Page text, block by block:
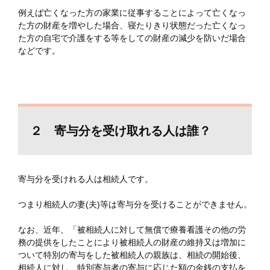
例えば亡くなった方の家業に従事することによって亡くなっ
た方の財産を増やした場合、寝たりきり状態だった亡くなっ
た方の自宅で介護をする等をしての財産の減少を防いだ場合
などです。
２ 寄与分を受け取れる人は誰？
寄与分を受けれる人は相続人です。
つまり相続人の妻(夫)等は寄与分を受けることができません。
なお、近年、「被相続人に対して無償で療養看護その他の労
務の提供をしたことにより被相続人の財産の維持又は増加に
ついて特別の寄与をした被相続人の親族は、相続の開始後、
相続人に対し、特別寄与者の寄与に応じた額の金銭の支払を